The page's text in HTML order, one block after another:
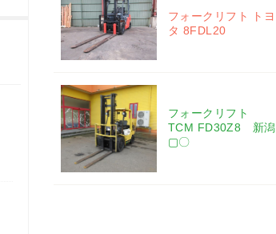
フォークリフト トヨ
タ 8FDL20
フォークリフト
TCM FD30Z8　新潟
▢〇